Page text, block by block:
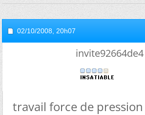
02/10/2008, 20h07
invite92664de4
travail force de pression